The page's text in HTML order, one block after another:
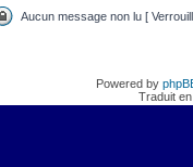
Aucun message non lu [
Powered by
Traduit